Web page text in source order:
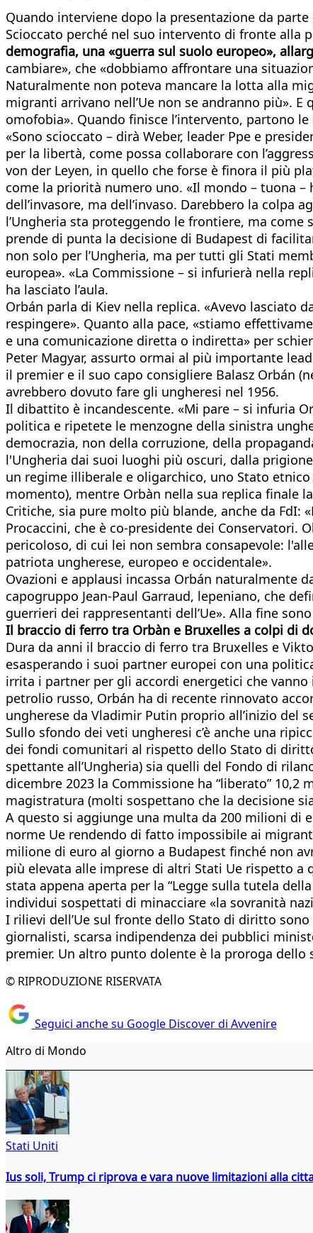
Quando interviene dopo la presentazione da
Scioccato perché nel suo intervento di fronte alla
demografia, una «guerra sul suolo europeo»,
cambiare», che «dobbiamo affrontare una
Naturalmente non poteva mancare la lotta alla
migranti arrivano nell’Ue non se andranno più».
omofobia». Quando finisce l’intervento, partono
«Sono scioccato – dirà Weber, leader Ppe e
per la libertà, come possa collaborare con
von der Leyen, in quello che forse è finora il più
come la priorità numero uno. «Il mondo – tuona
dell’invasore, ma dell’invaso. Darebbero la colpa
l’Ungheria sta proteggendo le frontiere, ma
prende di punta la decisione di Budapest di
non solo per l’Ungheria, ma per tutti gli Stati
europea». «La Commissione – si infurierà nella
ha lasciato l’aula.
Orbán parla di Kiev nella replica. «Avevo lasciato
respingere». Quanto alla pace, «stiamo
e una comunicazione diretta o indiretta» per
Peter Magyar, assurto ormai al più importante
il premier e il suo capo consigliere Balasz Orbán
avrebbero dovuto fare gli ungheresi nel 1956.
Il dibattito è incandescente. «Mi pare – si infuria
politica e ripetete le menzogne della sinistra
democrazia, non della corruzione, della
l'Ungheria dai suoi luoghi più oscuri, dalla
un regime illiberale e oligarchico, uno Stato
momento), mentre Orbàn nella sua replica finale
Critiche, sia pure molto più blande, anche da
Procaccini, che è co-presidente dei Conservatori.
pericoloso, di cui lei non sembra consapevole:
patriota ungherese, europeo e occidentale».
Ovazioni e applausi incassa Orbán naturalmente
capogruppo Jean-Paul Garraud, lepeniano, che
guerrieri dei rappresentanti dell’Ue». Alla fine
Il braccio di ferro tra Orbàn e Bruxelles a colpi di
Dura da anni il braccio di ferro tra Bruxelles e
esasperando i suoi partner europei con una
irrita i partner per gli accordi energetici che
petrolio russo, Orbán ha di recente rinnovato
ungherese da Vladimir Putin proprio all’inizio del
Sullo sfondo dei veti ungheresi c’è anche una
dei fondi comunitari al rispetto dello Stato di
spettante all’Ungheria) sia quelli del Fondo di
dicembre 2023 la Commissione ha “liberato”
magistratura (molti sospettano che la decisione
A questo si aggiunge una multa da 200 milioni di
norme Ue rendendo di fatto impossibile ai
milione di euro al giorno a Budapest finché non
più elevata alle imprese di altri Stati Ue rispetto a
stata appena aperta per la “Legge sulla tutela
individui sospettati di minacciare «la sovranità
I rilievi dell’Ue sul fronte dello Stato di diritto
giornalisti, scarsa indipendenza dei pubblici
premier. Un altro punto dolente è la proroga dello
© RIPRODUZIONE RISERVATA
Seguici anche su Google Discover di Avvenire
Altro di Mondo
Stati Uniti
Ius soli, Trump ci riprova e vara nuove limitazioni alla